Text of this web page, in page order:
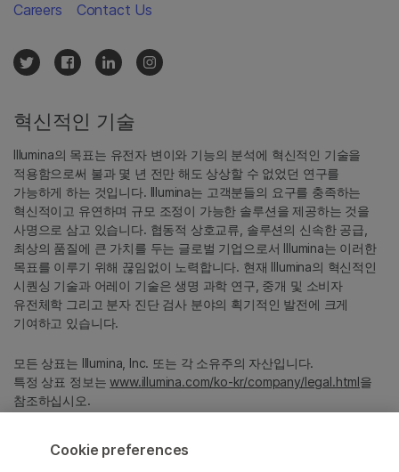
혁신적인 기술
Illumina의 목표는 유전자 변이와 기능의 분석에 혁신적인 기술을
적용함으로써 불과 몇 년 전만 해도 상상할 수 없었던 연구를
가능하게 하는 것입니다. Illumina는 고객분들의 요구를 충족하는
혁신적이고 유연하며 규모 조정이 가능한 솔루션을 제공하는 것을
사명으로 삼고 있습니다. 협동적 상호교류, 솔루션의 신속한 공급,
최상의 품질에 큰 가치를 두는 글로벌 기업으로서 Illumina는 이러한
목표를 이루기 위해 끊임없이 노력합니다. 현재 Illumina의 혁신적인
시퀀싱 기술과 어레이 기술은 생명 과학 연구, 중개 및 소비자
유전체학 그리고 분자 진단 검사 분야의 획기적인 발전에 크게
기여하고 있습니다.
모든 상표는 Illumina, Inc. 또는 각 소유주의 자산입니다.
특정 상표 정보는www.illumina.com/ko-kr/company/legal.html을
참조하십시오.
Cookie Management Center
Careers Contact Us
Cookie preferences